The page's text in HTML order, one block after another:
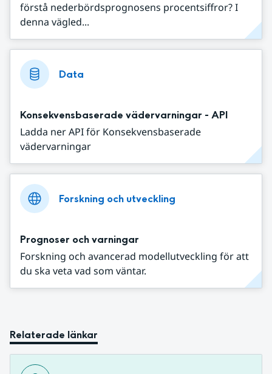
förstå nederbördsprognosens procentsiffror? I
denna vägled...
Data
Konsekvensbaserade vädervarningar - API
Ladda ner API för Konsekvensbaserade
vädervarningar
Forskning och utveckling
Prognoser och varningar
Forskning och avancerad modellutveckling för att
du ska veta vad som väntar.
Relaterade länkar